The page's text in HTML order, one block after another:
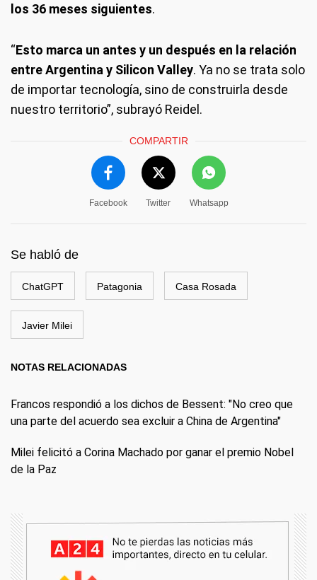
los 36 meses siguientes.
“Esto marca un antes y un después en la relación
entre Argentina y Silicon Valley. Ya no se trata solo
de importar tecnología, sino de construirla desde
nuestro territorio”, subrayó Reidel.
COMPARTIR
Facebook Twitter Whatsapp
Se habló de
ChatGPT Patagonia Casa Rosada
Javier Milei
NOTAS RELACIONADAS
Francos respondió a los dichos de Bessent: "No creo que
una parte del acuerdo sea excluir a China de Argentina"
Milei felicitó a Corina Machado por ganar el premio Nobel
de la Paz